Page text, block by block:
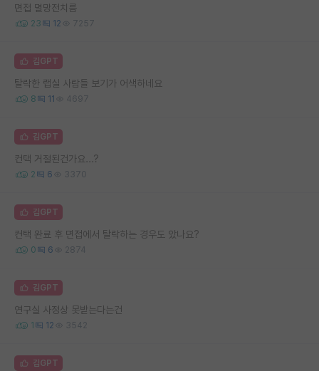
면접 멸망전치름
23 12 7257
김GPT
탈락한 랩실 사람들 보기가 어색하네요
8 11 4697
김GPT
컨택 거절된건가요...?
2 6 3370
김GPT
컨택 완료 후 면접에서 탈락하는 경우도 았나요?
0 6 2874
김GPT
연구실 사정상 못받는다는건
1 12 3542
김GPT